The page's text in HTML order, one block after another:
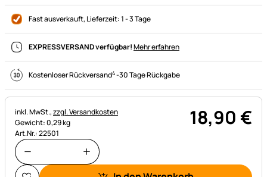
Fast ausverkauft, Lieferzeit:1 - 3 Tage
EXPRESSVERSAND verfügbar!Mehr erfahren
Kostenloser Rückversand4-30 Tage Rückgabe
Steuerhinweis:
inkl. MwSt.,zzgl. Versandkosten
Gewicht: 0,29 kg
Art.Nr.: 22501
18,90€